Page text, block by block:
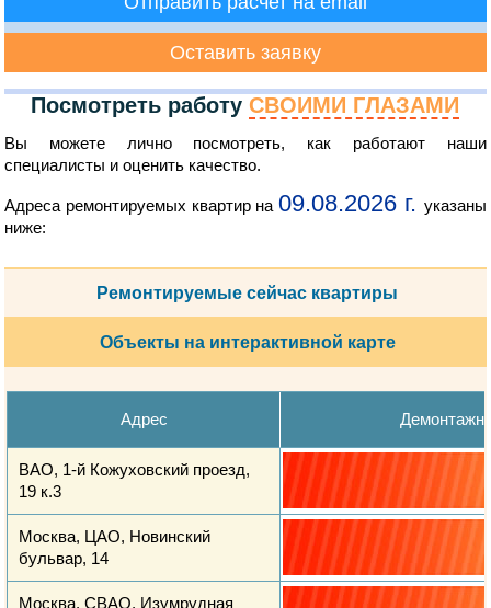
Оставить заявку
Посмотреть работуСВОИМИ ГЛАЗАМИ
Вы можете лично посмотреть, как работают наши
специалисты и оценить качество.
Адреса ремонтируемых квартир на09.08.2026 г. указаны
ниже:
Ремонтируемые сейчас квартиры
Объекты на интерактивной карте
Адрес
ВАО, 1-й Кожуховский проезд,
19 к.3
Москва, ЦАО, Новинский
бульвар, 14
Москва, СВАО, Изумрудная